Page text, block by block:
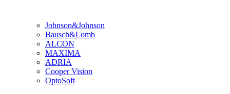
Johnson&Johnson
Bausch&Lomb
ALCON
MAXIMA
ADRIA
Cooper Vision
OptoSoft